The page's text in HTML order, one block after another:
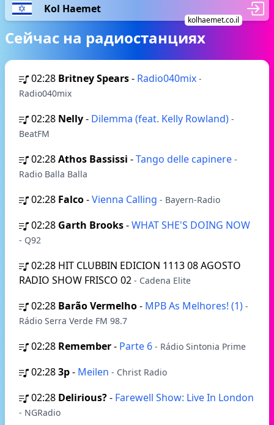
Kol Haemet
kolhaemet.co.il
Сейчас на радиостанциях
02:28 Britney Spears- Radio040mix -
Radio040mix
02:28 Nelly- Dilemma (feat. Kelly Rowland) -
BeatFM
02:28Athos Bassissi -Tango delle capinere -
Radio Balla Balla
02:28 Falco-Vienna Calling - Bayern-Radio
02:28 Garth Brooks-WHAT SHE'S DOING NOW
- Q92
02:28 HIT CLUBBIN EDICION 1113 08 AGOSTO
RADIO SHOW FRISCO 02 - Cadena Elite
02:28 Barão Vermelho- MPB As Melhores! (1) -
Rádio Serra Verde FM 98.7
02:28 Remember- Parte 6 - Rádio Sintonia Prime
02:283p- Meilen - Christ Radio
02:28 Delirious?- Farewell Show: Live In London
- NGRadio